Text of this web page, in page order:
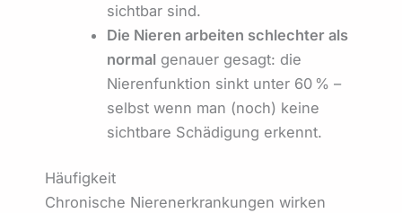
sichtbar sind.
Die Nieren arbeiten schlechter als
normal genauer gesagt: die
Nierenfunktion sinkt unter 60 % –
selbst wenn man (noch) keine
sichtbare Schädigung erkennt.
Häufigkeit
Chronische Nierenerkrankungen wirken